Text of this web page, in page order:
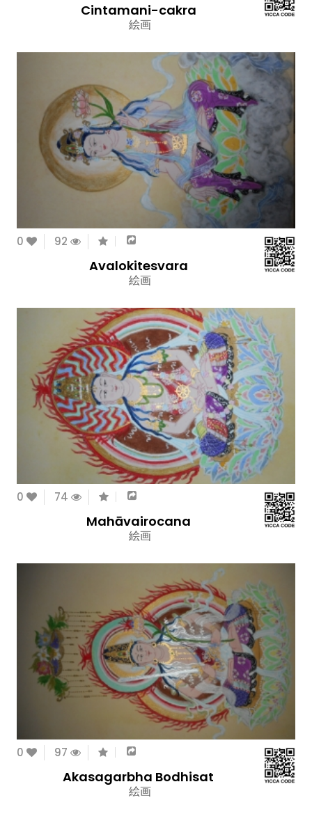
Cintamani-cakra
絵画
0 92
Avalokitesvara
絵画
0 74
Mahāvairocana
絵画
0 97
Akasagarbha Bodhisat
絵画